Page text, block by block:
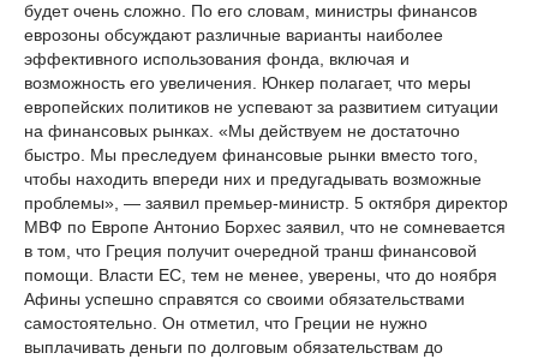
будет очень сложно. По его словам, министры финансов
еврозоны обсуждают различные варианты наиболее
эффективного использования фонда, включая и
возможность его увеличения. Юнкер полагает, что меры
европейских политиков не успевают за развитием ситуации
на финансовых рынках. «Мы действуем не достаточно
быстро. Мы преследуем финансовые рынки вместо того,
чтобы находить впереди них и предугадывать возможные
проблемы», — заявил премьер-министр. 5 октября директор
МВФ по Европе Антонио Борхес заявил, что не сомневается
в том, что Греция получит очередной транш финансовой
помощи. Власти ЕС, тем не менее, уверены, что до ноября
Афины успешно справятся со своими обязательствами
самостоятельно. Он отметил, что Греции не нужно
выплачивать деньги по долговым обязательствам до